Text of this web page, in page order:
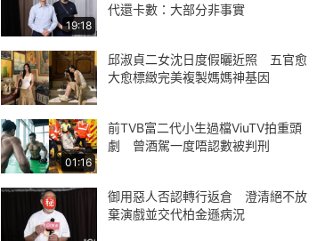
19:18
代還卡數：大部分非事實
邱淑貞二女沈日度假曬近照 五官愈
大愈標緻完美複製媽媽神基因
01:16
前TVB富二代小生過檔ViuTV拍重頭
劇 曾酒駕一度唔認數被判刑
御用惡人否認轉行返倉 澄清絕不放
棄演戲並交代柏金遜病況